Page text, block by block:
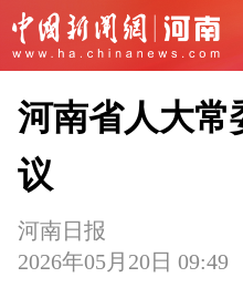
河南省人大常
议
河南日报
2026年05月20日 09:49